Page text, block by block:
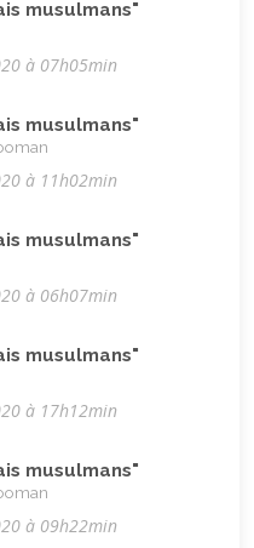
musulmans"
à 07h05min
musulmans"
à 11h02min
musulmans"
à 06h07min
musulmans"
à 17h12min
musulmans"
à 09h22min